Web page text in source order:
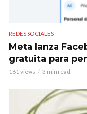
REDES SOCIALES
Meta lanza
gratuita para
161 views 3 min read